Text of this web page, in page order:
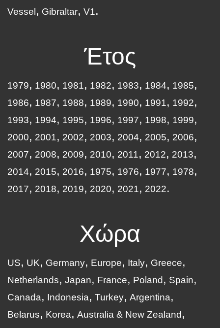
Vessel
Gibraltar V1
Έτος
1979 1980 1981 1982 1983 1984
1985
1986
1987 1988 1989 1990 1991
1992
1993
1994 1995 1996 1997 1998
1999
2000
2001 2002 2003 2004 2005
2006
2007
2008 2009 2010 2011 2012
2013
2014
2015 2016 1975 1976 1977
1978
2017
2018 2019 2020 2021 2022
Χώρα
US UK Germany Europe Italy
Greece
Netherlands
Japan France Poland
Spain
Canada
Indonesia Turkey Argentina
Belarus
Korea
Australia & New Zealand